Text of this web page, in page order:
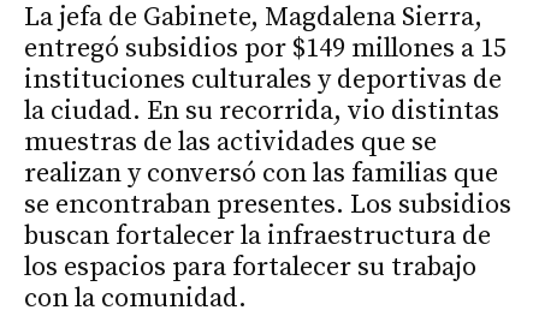
La jefa de Gabinete, Magdalena Sierra,
entregó subsidios por $149 millones a 15
instituciones culturales y deportivas de
la ciudad. En su recorrida, vio distintas
muestras de las actividades que se
realizan y conversó con las familias que
se encontraban presentes. Los subsidios
buscan fortalecer la infraestructura de
los espacios para fortalecer su trabajo
con la comunidad.